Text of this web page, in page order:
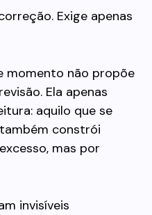
Exige apenas
momento não propõe
Ela apenas
aquilo que se
constrói
mas por
invisíveis